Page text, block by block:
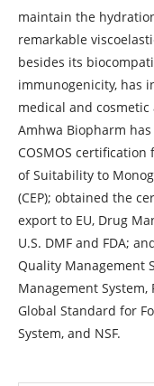
maintain the
remarkable
besides its
immunogenicity, has
medical and
Amhwa Biopharm has
COSMOS
of Suitability to
(CEP); obtained the
export to EU, Drug
U.S. DMF and FDA;
Quality Management
Management System,
Global Standard for
System, and NSF.